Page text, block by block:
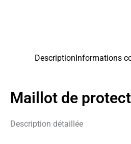
DescriptionInformations
Maillot de
Description détaillée